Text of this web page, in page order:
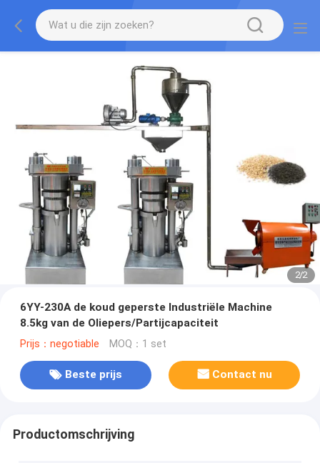
2/2
6YY-230A de koud geperste Industriële Machine
8.5kg van de Oliepers/Partijcapaciteit
Prijs：negotiable MOQ：1 set
Beste prijs Contact nu
Productomschrijving